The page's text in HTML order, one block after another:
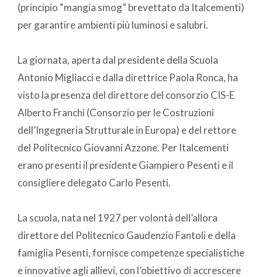
(principio “mangia smog” brevettato da Italcementi)
per garantire ambienti più luminosi e salubri.
La giornata, aperta dal presidente della Scuola
Antonio Migliacci e dalla direttrice Paola Ronca, ha
visto la presenza del direttore del consorzio CIS-E
Alberto Franchi (Consorzio per le Costruzioni
dell’Ingegneria Strutturale in Europa) e del rettore
del Politecnico Giovanni Azzone. Per Italcementi
erano presenti il presidente Giampiero Pesenti e il
consigliere delegato Carlo Pesenti.
La scuola, nata nel 1927 per volontà dell’allora
direttore del Politecnico Gaudenzio Fantoli e della
famiglia Pesenti, fornisce competenze specialistiche
e innovative agli allievi, con l’obiettivo di accrescere